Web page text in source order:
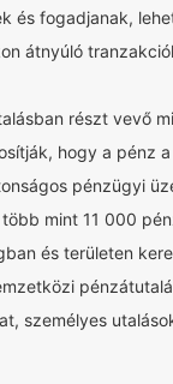
és fogadjanak,
átnyúló
részt vevő
hogy a pénz
pénzügyi
mint 11 000
és területen
személyes